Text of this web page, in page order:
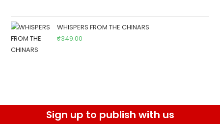
WHISPERS FROM THE CHINARS
₹349.00
Sign up to publish with us